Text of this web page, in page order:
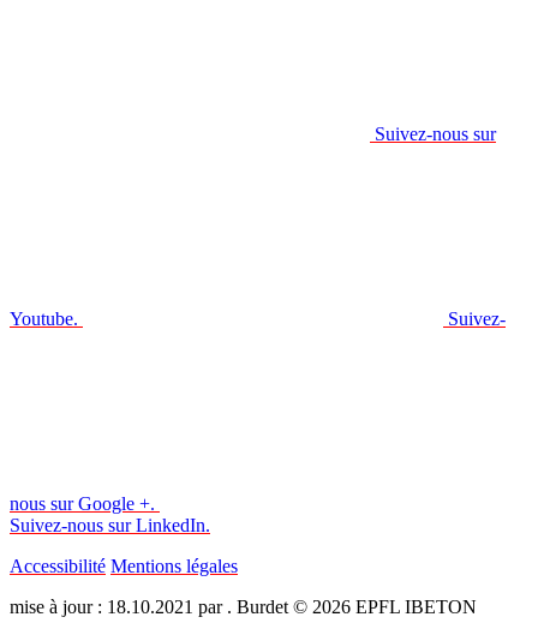
Suivez-nous sur
Youtube. Suivez-
nous sur Google +.
Suivez-nous sur LinkedIn.
Accessibilité Mentions légales
mise à jour : 18.10.2021 par . Burdet © 2026 EPFL IBETON